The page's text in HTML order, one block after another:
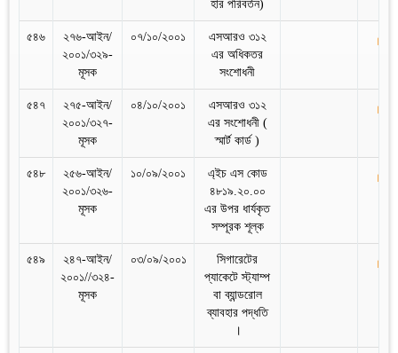
হার পরিবর্তন)
৫৪৬
২৭৬-আইন/
২০০১/৩২৯-
মূসক
০৭/১০/২০০১
এসআরও ৩১২
এর অধিকতর
সংশোধনী
৫৪৭
২৭৫-আইন/
২০০১/৩২৭-
মূসক
০৪/১০/২০০১
এসআরও ৩১২
এর ‍সংশোধনী (
স্মার্ট কার্ড )
৫৪৮
২৫৬-আইন/
২০০১/৩২৬-
মূসক
১০/০৯/২০০১
এ্‌ইচ এস কোড
৪৮১৯.২০.০০
এর উপর ধার্যকৃত
সম্পূরক শূল্ক
৫৪৯
২৪৭-আইন/
২০০১//৩২৪-
মূসক
০৩/০৯/২০০১
সিগারেটের
প্যাকেটে স্ট্যাম্প
বা ব্যান্ডরোল
ব্যাবহার পদ্ধতি
।